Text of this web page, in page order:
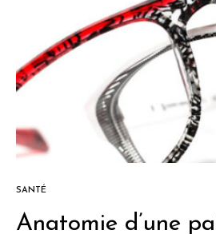
SANTÉ
Anatomie d’une